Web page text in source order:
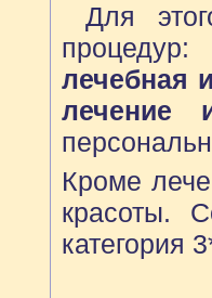
Для
процедур:
лечебная
лечение
Кроме
красоты.
категория